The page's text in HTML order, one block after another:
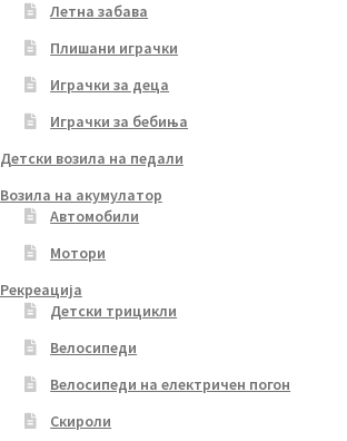
Летна забава
Плишани играчки
Играчки за деца
Играчки за бебиња
Детски возила на педали
Возила на акумулатор
Автомобили
Мотори
Рекреација
Детски трицикли
Велосипеди
Велосипеди на електричен погон
Скироли